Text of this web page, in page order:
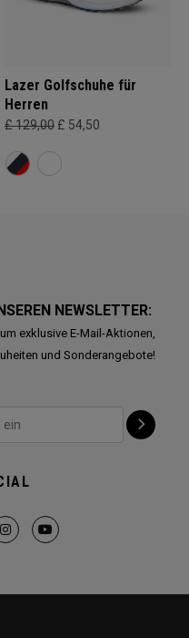
Lazer Golfschuhe für
Herren
£ 129,00 £ 54,50
NEWSLETTER:
exklusive E-Mail-Aktionen,
und Sonderangebote!